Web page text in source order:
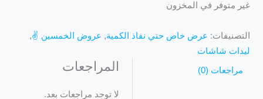
غير متوفر في المخزون
التصنيفات: عرض خاص حتي نفاذ الكمية, عروض الخمسين ✌️,
ليدات شاشات
مراجعات (0) المراجعات
لا توجد مراجعات بعد.